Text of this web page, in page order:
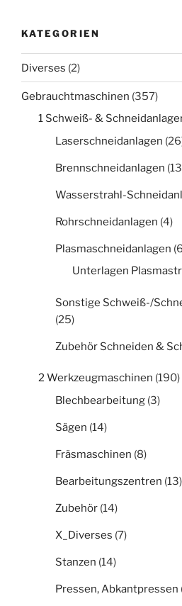
KATEGORIEN
Diverses (2)
Gebrauchtmaschinen (357)
1 Schweiß- &
Laserschneidanlagen
Brennschneidanlagen
Wasserstrahl-
Rohrschneidanlagen (4)
Plasmaschneidanlagen
Unterlagen
Sonstige Schweiß-/
(25)
Zubehör Schneiden &
2 Werkzeugmaschinen (190)
Blechbearbeitung (3)
Sägen (14)
Fräsmaschinen (8)
Bearbeitungszentren (13)
Zubehör (14)
X_Diverses (7)
Stanzen (14)
Pressen, Abkantpressen